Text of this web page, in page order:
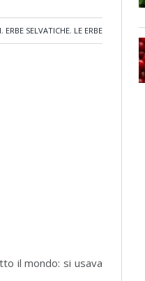
, ERBE SELVATICHE, LE ERBE
il mondo: si usava